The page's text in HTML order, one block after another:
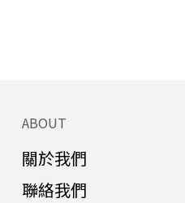
ABOUT
關於我們
聯絡我們